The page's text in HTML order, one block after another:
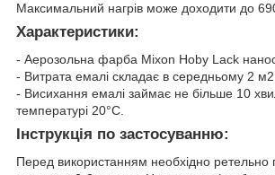
Максимальний нагрів може доходити до
Характеристики:
- Аерозольна фарба Mixon Hoby Lack
- Витрата емалі складає в середньому 2 м2
- Висихання емалі займає не більше 10
температурі 20°С.
Інструкція по застосуванню:
Перед використанням необхідно ретельно